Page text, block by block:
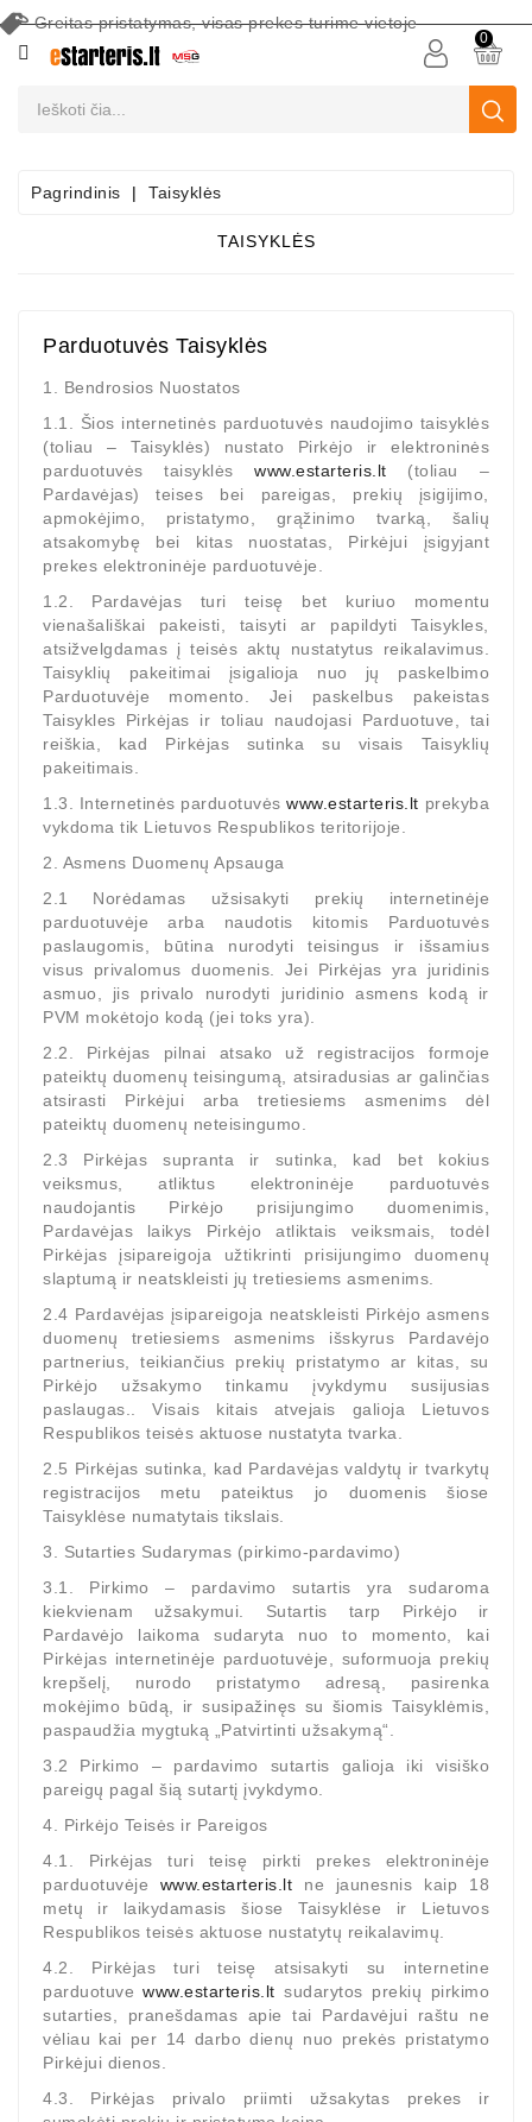
Greitas pristatymas, visas prekes turime vietoje
CATEGORY
Įranga
Starterių
Dalys
Generatoriai
Generatorių
Dalys
Susisiekite
Mumis
Ventiliatoriaus
Šepetėliai
Kitos
Prekės
Parazitiniai
Skriemuliai
Generatoriaus
Diržo
Generatoriaus
Diržas
Automatiniai
Įtempėjai
Generatoriaus
Diržo.
Starteriai:
PD-
10,
DT-
MTZ,
40,
16,
JUMZ,
PAZ,
AMCODOR,
ZIL-
5301
Generatoriai:
MTZ,
KAMAZ,
MAZ,
25,
16,
URSUS,
ZETOR
Job\'s
Starterių
Dalys
0
Pagrindinis Taisyklės
TAISYKLĖS
Parduotuvės Taisyklės
1. Bendrosios Nuostatos
1.1. Šios internetinės parduotuvės naudojimo taisyklės
(toliau – Taisyklės) nustato Pirkėjo ir elektroninės
parduotuvės taisyklėswww.estarteris.lt (toliau –
Pardavėjas) teises bei pareigas, prekių įsigijimo,
apmokėjimo, pristatymo, grąžinimo tvarką, šalių
atsakomybę bei kitas nuostatas, Pirkėjui įsigyjant
prekes elektroninėje parduotuvėje.
1.2. Pardavėjas turi teisę bet kuriuo momentu
vienašališkai pakeisti, taisyti ar papildyti Taisykles,
atsižvelgdamas į teisės aktų nustatytus reikalavimus.
Taisyklių pakeitimai įsigalioja nuo jų paskelbimo
Parduotuvėje momento. Jei paskelbus pakeistas
Taisykles Pirkėjas ir toliau naudojasi Parduotuve, tai
reiškia, kad Pirkėjas sutinka su visais Taisyklių
pakeitimais.
1.3. Internetinės parduotuvėswww.estarteris.lt prekyba
vykdoma tik Lietuvos Respublikos teritorijoje.
2. Asmens Duomenų Apsauga
2.1 Norėdamas užsisakyti prekių internetinėje
parduotuvėje arba naudotis kitomis Parduotuvės
paslaugomis, būtina nurodyti teisingus ir išsamius
visus privalomus duomenis. Jei Pirkėjas yra juridinis
asmuo, jis privalo nurodyti juridinio asmens kodą ir
PVM mokėtojo kodą (jei toks yra).
2.2. Pirkėjas pilnai atsako už registracijos formoje
pateiktų duomenų teisingumą, atsiradusias ar galinčias
atsirasti Pirkėjui arba tretiesiems asmenims dėl
pateiktų duomenų neteisingumo.
2.3 Pirkėjas supranta ir sutinka, kad bet kokius
veiksmus, atliktus elektroninėje parduotuvės
naudojantis Pirkėjo prisijungimo duomenimis,
Pardavėjas laikys Pirkėjo atliktais veiksmais, todėl
Pirkėjas įsipareigoja užtikrinti prisijungimo duomenų
slaptumą ir neatskleisti jų tretiesiems asmenims.
2.4 Pardavėjas įsipareigoja neatskleisti Pirkėjo asmens
duomenų tretiesiems asmenims išskyrus Pardavėjo
partnerius, teikiančius prekių pristatymo ar kitas, su
Pirkėjo užsakymo tinkamu įvykdymu susijusias
paslaugas.. Visais kitais atvejais galioja Lietuvos
Respublikos teisės aktuose nustatyta tvarka.
2.5 Pirkėjas sutinka, kad Pardavėjas valdytų ir tvarkytų
registracijos metu pateiktus jo duomenis šiose
Taisyklėse numatytais tikslais.
3. Sutarties Sudarymas (pirkimo-pardavimo)
3.1. Pirkimo – pardavimo sutartis yra sudaroma
kiekvienam užsakymui. Sutartis tarp Pirkėjo ir
Pardavėjo laikoma sudaryta nuo to momento, kai
Pirkėjas internetinėje parduotuvėje, suformuoja prekių
krepšelį, nurodo pristatymo adresą, pasirenka
mokėjimo būdą, ir susipažinęs su šiomis Taisyklėmis,
paspaudžia mygtuką „Patvirtinti užsakymą“.
3.2 Pirkimo – pardavimo sutartis galioja iki visiško
pareigų pagal šią sutartį įvykdymo.
4. Pirkėjo Teisės ir Pareigos
4.1. Pirkėjas turi teisę pirkti prekes elektroninėje
parduotuvėje www.estarteris.lt ne jaunesnis kaip 18
metų ir laikydamasis šiose Taisyklėse ir Lietuvos
Respublikos teisės aktuose nustatytų reikalavimų.
4.2. Pirkėjas turi teisę atsisakyti su internetine
parduotuvewww.estarteris.lt sudarytos prekių pirkimo
sutarties, pranešdamas apie tai Pardavėjui raštu ne
vėliau kai per 14 darbo dienų nuo prekės pristatymo
Pirkėjui dienos.
4.3. Pirkėjas privalo priimti užsakytas prekes ir